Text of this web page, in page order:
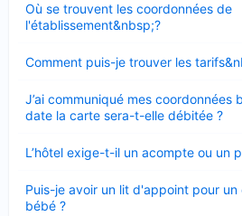
Où se trouvent les coordonnées de
l'établissement&nbsp;?
fermé
Comment puis-je trouver les
fermé
J’ai communiqué mes coordonnées
date la carte sera-t-elle débitée ?
fermé
L’hôtel exige-t-il un acompte ou un
fermé
Puis-je avoir un lit d'appoint pour
bébé ?
fermé